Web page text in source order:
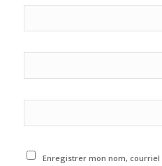
Enregistrer mon nom,